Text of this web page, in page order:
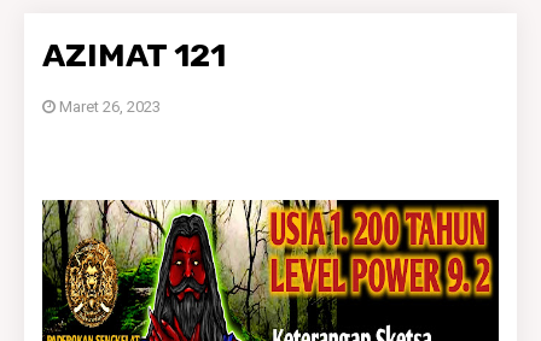
AZIMAT 121
Maret 26, 2023